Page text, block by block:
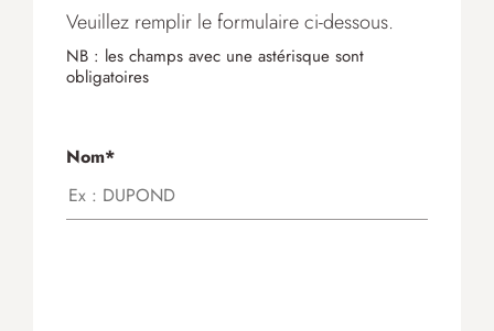
Veuillez remplir le formulaire ci-dessous.
NB : les champs avec une astérisque sont
obligatoires
Nom*